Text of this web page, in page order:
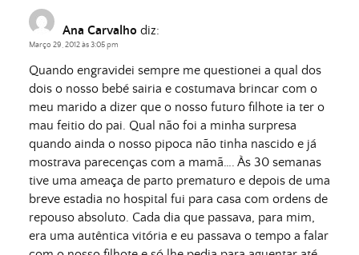
Ana Carvalho diz:
Março 29, 2012 às 3:05 pm
Quando engravidei sempre me questionei a qual dos
dois o nosso bebé sairia e costumava brincar com o
meu marido a dizer que o nosso futuro filhote ia ter o
mau feitio do pai. Qual não foi a minha surpresa
quando ainda o nosso pipoca não tinha nascido e já
mostrava parecenças com a mamã…. Às 30 semanas
tive uma ameaça de parto prematuro e depois de uma
breve estadia no hospital fui para casa com ordens de
repouso absoluto. Cada dia que passava, para mim,
era uma autêntica vitória e eu passava o tempo a falar